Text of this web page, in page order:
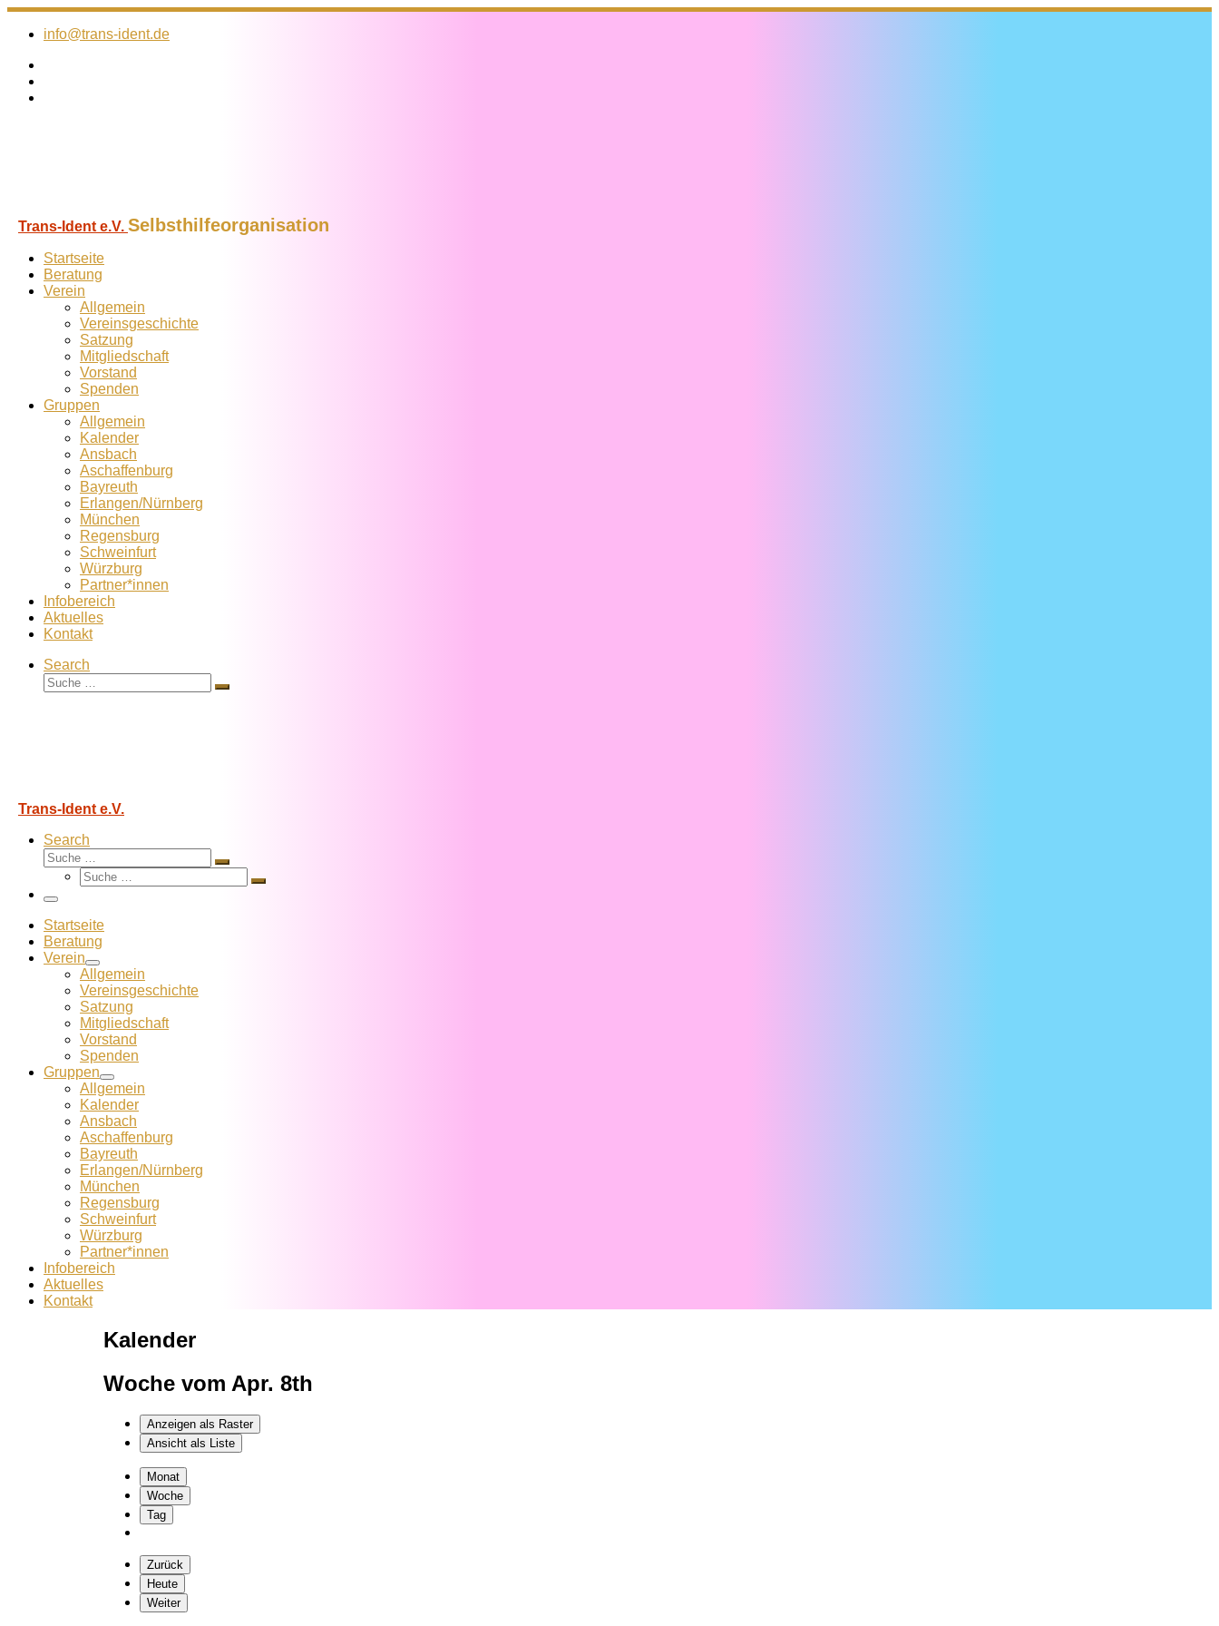
Zum
Inhalt
info@trans-ident.de
Trans-Ident e.V. Selbsthilfeorganisation
Startseite
Beratung
Verein
Allgemein
Vereins­geschichte
Satzung
Mitglied­schaft
Vorstand
Spenden
Gruppen
Allgemein
Kalender
Ansbach
Aschaffenburg
Bayreuth
Erlangen/Nürnberg
München
Regensburg
Schweinfurt
Würzburg
Partner*innen
Infobereich
Aktuelles
Kontakt
Search
Suche
Suche
Trans-Ident e.V.
Search
Suche
Suche
Suche
Suche
Menü
Startseite
Beratung
Verein
Allgemein
Vereins­geschichte
Satzung
Mitglied­schaft
Vorstand
Spenden
Gruppen
Allgemein
Kalender
Ansbach
Aschaffenburg
Bayreuth
Erlangen/Nürnberg
München
Regensburg
Schweinfurt
Würzburg
Partner*innen
Infobereich
Aktuelles
Kontakt
Kalender
Woche vom Apr. 8th
Anzeigen als Raster
Ansicht als Liste
Monat
Woche
Tag
Zurück
Heute
Weiter